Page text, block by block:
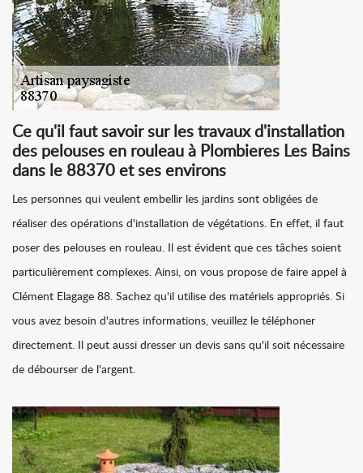
Ce qu'il faut savoir sur les travaux d'installation
des pelouses en rouleau à Plombieres Les Bains
dans le 88370 et ses environs
Les personnes qui veulent embellir les jardins sont obligées de
réaliser des opérations d'installation de végétations. En effet, il faut
poser des pelouses en rouleau. Il est évident que ces tâches soient
particulièrement complexes. Ainsi, on vous propose de faire appel à
Clément Elagage 88. Sachez qu'il utilise des matériels appropriés. Si
vous avez besoin d'autres informations, veuillez le téléphoner
directement. Il peut aussi dresser un devis sans qu'il soit nécessaire
de débourser de l'argent.